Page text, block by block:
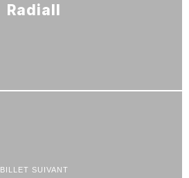
Radiall
BILLET SUIVANT